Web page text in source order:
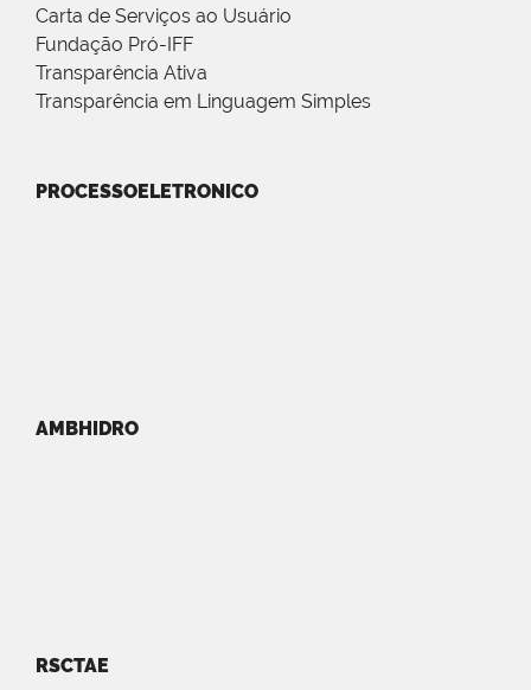
Carta de Serviços ao Usuário
Fundação Pró-IFF
Transparência Ativa
Transparência em Linguagem Simples
PROCESSOELETRONICO
AMBHIDRO
RSCTAE